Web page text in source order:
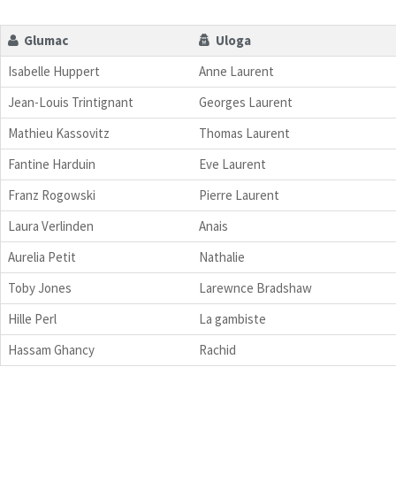
Glumac
Uloga
Isabelle Huppert
Anne Laurent
Jean-Louis Trintignant
Georges Laurent
Mathieu Kassovitz
Thomas Laurent
Fantine Harduin
Eve Laurent
Franz Rogowski
Pierre Laurent
Laura Verlinden
Anais
Aurelia Petit
Nathalie
Toby Jones
Larewnce Bradshaw
Hille Perl
La gambiste
Hassam Ghancy
Rachid